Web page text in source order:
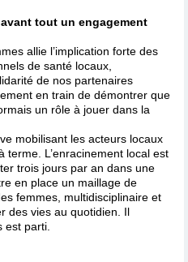
tout un engagement
allie l’implication forte des
de santé locaux,
de nos partenaires
en train de démontrer que
un rôle à jouer dans la
mobilisant les acteurs locaux
terme. L’enracinement local est
trois jours par an dans une
en place un maillage de
femmes, multidisciplinaire et
des vies au quotidien. Il
est parti.